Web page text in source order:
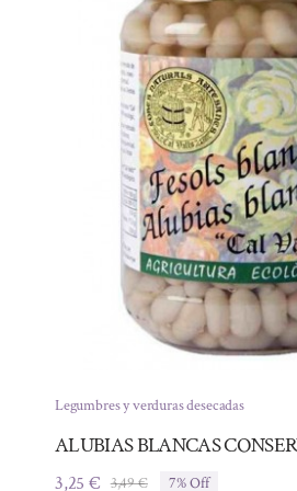
Legumbres y verduras desecadas
ALUBIAS BLANCAS
3,49€
3,25€ 7% Off